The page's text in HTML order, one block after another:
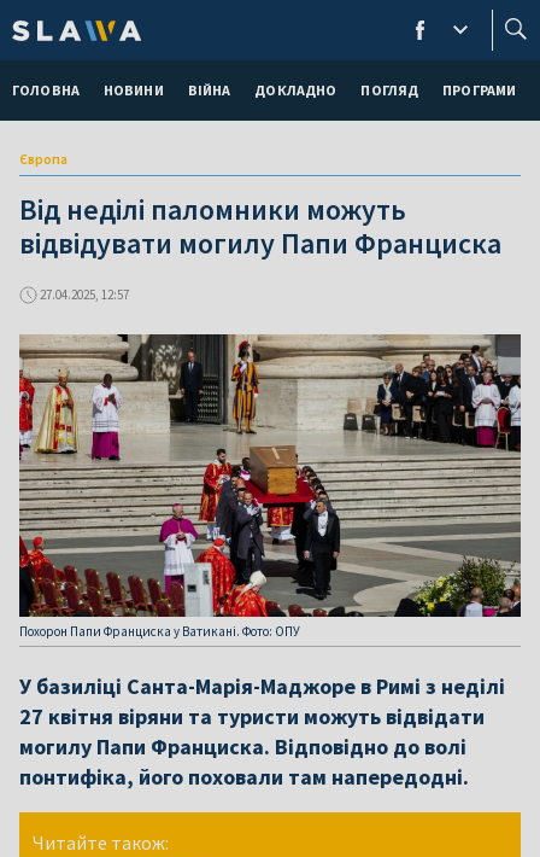
ГОЛОВНА НОВИНИ ВІЙНА ДОКЛАДНО ПОГЛЯД ПРОГРАМИ
Європа
Від неділі паломники можуть
відвідувати могилу Папи Франциска
27.04.2025, 12:57
Похорон Папи Франциска у Ватикані. Фото: ОПУ
У базиліці Санта-Марія-Маджоре в Римі з неділі
27 квітня віряни та туристи можуть відвідати
могилу Папи Франциска. Відповідно до волі
понтифіка, його поховали там напередодні.
Читайте також: